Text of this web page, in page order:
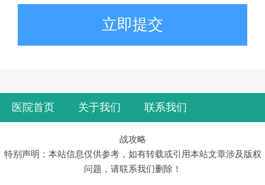
立即提交
医院首页 关于我们 联系我们
战攻略
特别声明：本站信息仅供参考，如有转载或引用本站文章涉及版权
问题，请联系我们删除！